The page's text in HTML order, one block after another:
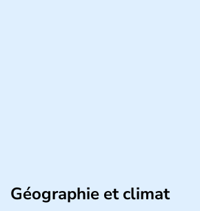
Géographie et climat